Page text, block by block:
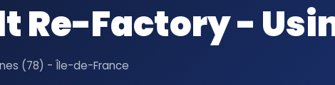
Re-Factory -
(78) - Île-de-France